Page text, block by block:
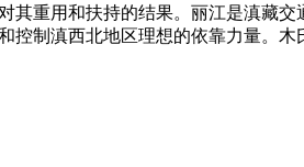
重用和扶持的结果。丽江是滇藏交
控制滇西北地区理想的依靠力量。木